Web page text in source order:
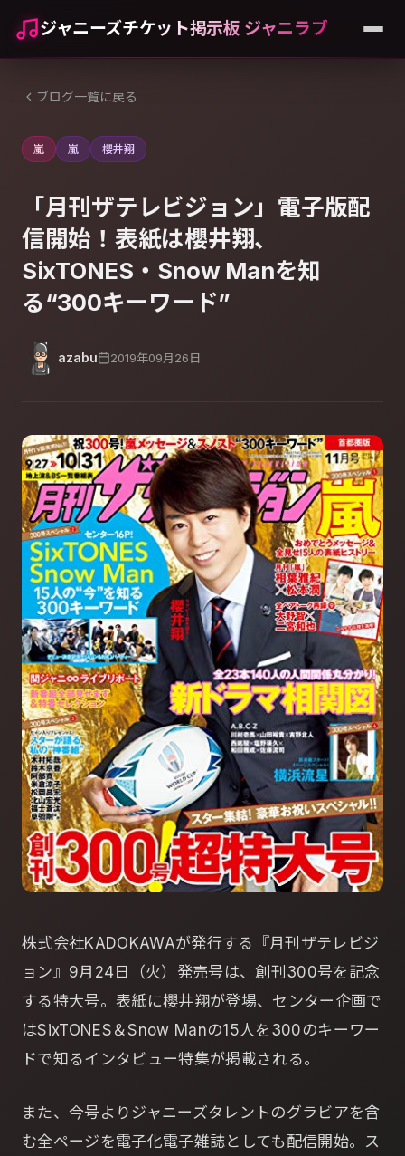
ジャニーズチケット掲示板 ジャニラブ
ブログ一覧に戻る
嵐 嵐 櫻井翔
「月刊ザテレビジョン」電子版配
信開始！表紙は櫻井翔、
SixTONES・Snow Manを知
る“300キーワード”
azabu 2019年09月26日
株式会社KADOKAWAが発行する『月刊ザテレビジ
ョン』9月24日（火）発売号は、創刊300号を記念
する特大号。表紙に櫻井翔が登場、センター企画で
はSixTONES＆Snow Manの15人を300のキーワー
ドで知るインタビュー特集が掲載される。
また、今号よりジャニーズタレントのグラビアを含
む全ページを電子化電子雑誌としても配信開始。ス